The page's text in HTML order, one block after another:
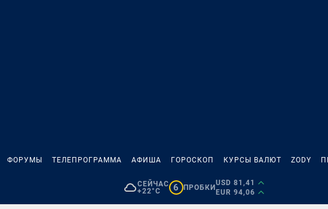
ФОРУМЫ ТЕЛЕПРОГРАММА АФИША ГОРОСКОП КУРСЫ ВАЛЮТ ZODY
СЕЙЧАС
+22°C
6 ПРОБКИ
USD 81,41
EUR 94,06